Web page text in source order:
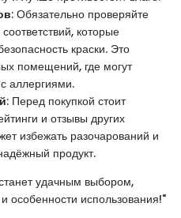
: Обязательно проверяйте
которые
краски. Это
помещений, где могут
аллергиями.
: Перед покупкой стоит
и отзывы других
избежать разочарований и
продукт.
удачным выбором,
особенности использования!"